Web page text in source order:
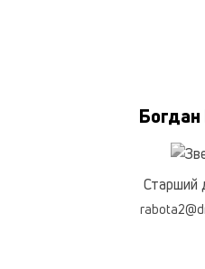
Старший